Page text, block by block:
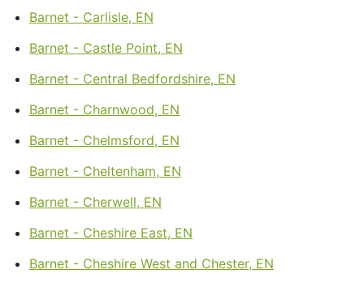
Barnet - Carlisle, EN
Barnet - Castle Point, EN
Barnet - Central Bedfordshire, EN
Barnet - Charnwood, EN
Barnet - Chelmsford, EN
Barnet - Cheltenham, EN
Barnet - Cherwell, EN
Barnet - Cheshire East, EN
Barnet - Cheshire West and Chester, EN